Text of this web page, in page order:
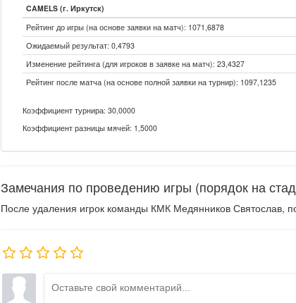
CAMELS (г. Иркутск)
Рейтинг до игры (на основе заявки на матч): 1071,6878
Ожидаемый результат: 0,4793
Изменение рейтинга (для игроков в заявке на матч): 23,4327
Рейтинг после матча (на основе полной заявки на турнир): 1097,1235
Коэффициент турнира: 30,0000
Коэффициент разницы мячей: 1,5000
Замечания по проведению игры (порядок на
После удаления игрок команды КМК Медянников Святослав,